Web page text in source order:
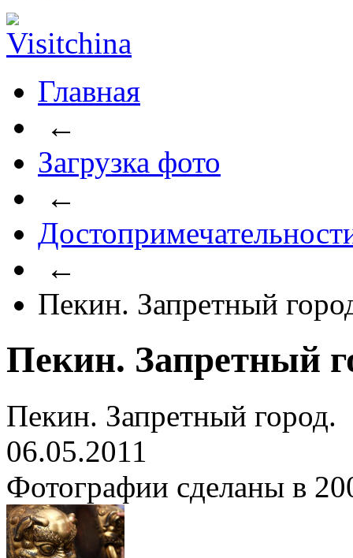
Главная
←
Загрузка фото
←
←
Пекин. Запретный
Пекин. Запретный
Пекин. Запретный город.
06.05.2011
Фотографии сделаны в